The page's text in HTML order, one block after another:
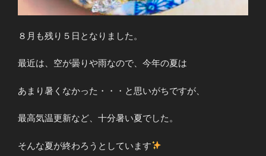
８月も残り５日となりました。
最近は、空が曇りや雨なので、今年の夏は
あまり暑くなかった・・・と思いがちですが、
最高気温更新など、十分暑い夏でした。
そんな夏が終わろうとしています